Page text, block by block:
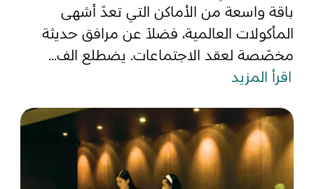
مركز أبوظبي الوطني للمعارض والمؤتمرات
باقة واسعة من الأماكن التي تعدّ أشهى
المأكولات العالمية، فضلاً عن مرافق حديثة
مخصّصة لعقد الاجتماعات. يضطلع الف...
اقرأ المزيد